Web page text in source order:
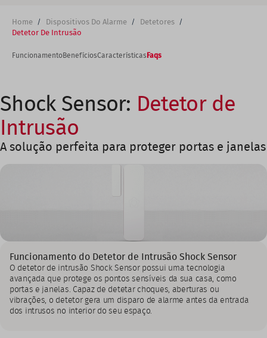
Breadcrumb
Home Dispositivos Do Alarme
Detetores
Detetor De Intrusão
FuncionamentoBenefíciosCaracterísticas Faqs
Shock Sensor: Detetor de
Intrusão
A solução perfeita para proteger portas e janelas
Funcionamento do Detetor de Intrusão Shock Sensor
O detetor de intrusão Shock Sensor possui uma tecnologia
avançada que protege os pontos sensíveis da sua casa, como
portas e janelas. Capaz de detetar choques, aberturas ou
vibrações, o detetor gera um disparo de alarme antes da entrada
dos intrusos no interior do seu espaço.